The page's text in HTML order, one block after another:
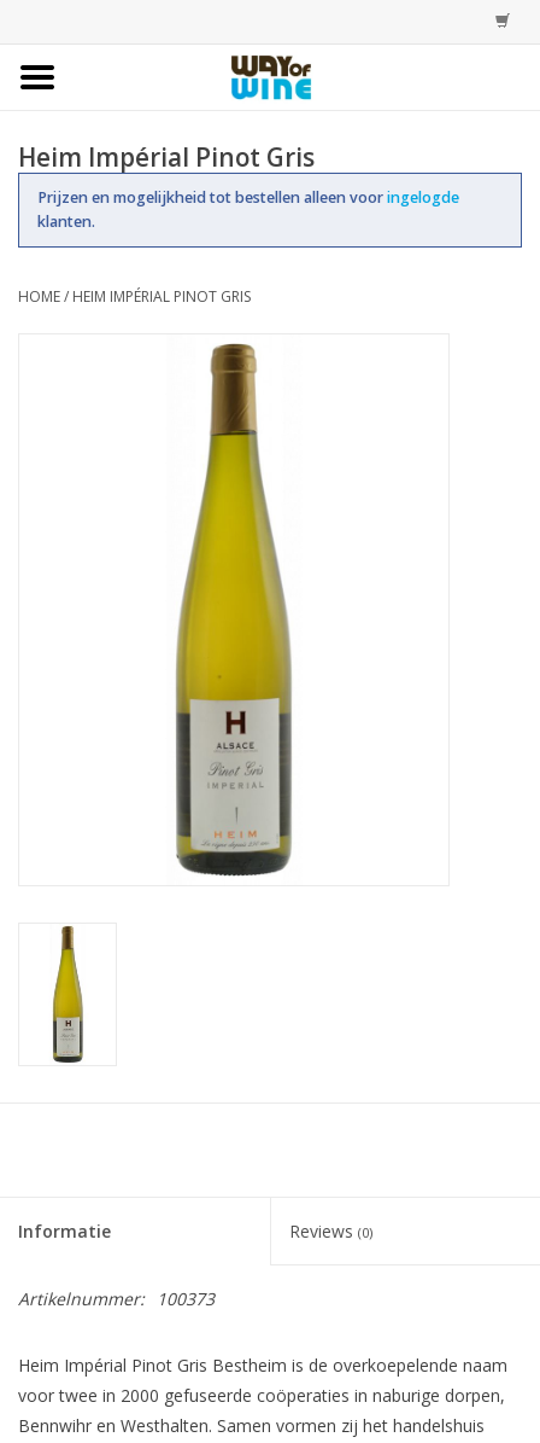
Bestellingen
Assortiment
Heim Impérial Pinot Gris
Prijzen en mogelijkheid tot bestellen alleen vooringelogde
klanten.
HOME/ HEIM IMPÉRIAL PINOT GRIS
Informatie Reviews (0)
Artikelnummer: 100373
Heim Impérial Pinot Gris Bestheim is de overkoepelende naam
voor twee in 2000 gefuseerde coöperaties in naburige dorpen,
Bennwihr en Westhalten. Samen vormen zij het handelshuis